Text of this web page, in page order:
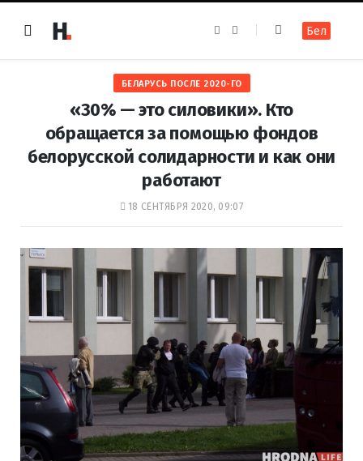
e
b
o
o
k
t
a
g
r
a
m
Бел
БЕЛАРУСЬ ПОСЛЕ 2020-ГО
«30% — это силовики». Кто
обращается за помощью фондов
белорусской солидарности и как они
работают
18 СЕНТЯБРЯ 2020, 09:07